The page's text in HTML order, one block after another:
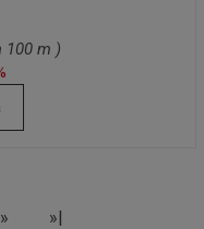
100 m )
» »|